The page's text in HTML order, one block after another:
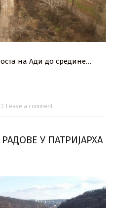
на Ади до средине…
Leave a comment
У ПАТРИЈАРХА